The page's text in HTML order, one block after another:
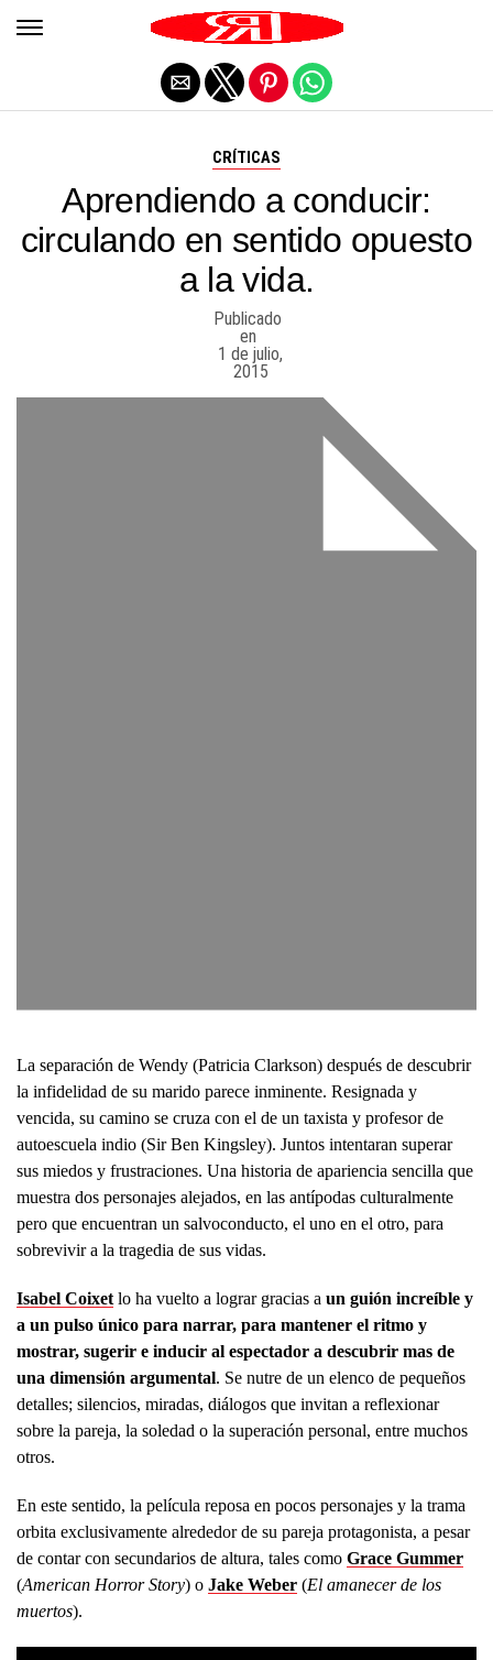
CRÍTICAS
Aprendiendo a conducir:
circulando en sentido opuesto
a la vida.
Publicado
en
1 de julio,
2015
La separación de Wendy (Patricia Clarkson) después de descubrir
la infidelidad de su marido parece inminente. Resignada y
vencida, su camino se cruza con el de un taxista y profesor de
autoescuela indio (Sir Ben Kingsley). Juntos intentaran superar
sus miedos y frustraciones. Una historia de apariencia sencilla que
muestra dos personajes alejados, en las antípodas culturalmente
pero que encuentran un salvoconducto, el uno en el otro, para
sobrevivir a la tragedia de sus vidas.
Isabel Coixet lo ha vuelto a lograr gracias a un guión increíble y
a un pulso único para narrar, para mantener el ritmo y
mostrar, sugerir e inducir al espectador a descubrir mas de
una dimensión argumental. Se nutre de un elenco de pequeños
detalles; silencios, miradas, diálogos que invitan a reflexionar
sobre la pareja, la soledad o la superación personal, entre muchos
otros.
En este sentido, la película reposa en pocos personajes y la trama
orbita exclusivamente alrededor de su pareja protagonista, a pesar
de contar con secundarios de altura, tales como Grace Gummer
(American Horror Story) o Jake Weber (El amanecer de los
muertos).
Salir de la versión móvil